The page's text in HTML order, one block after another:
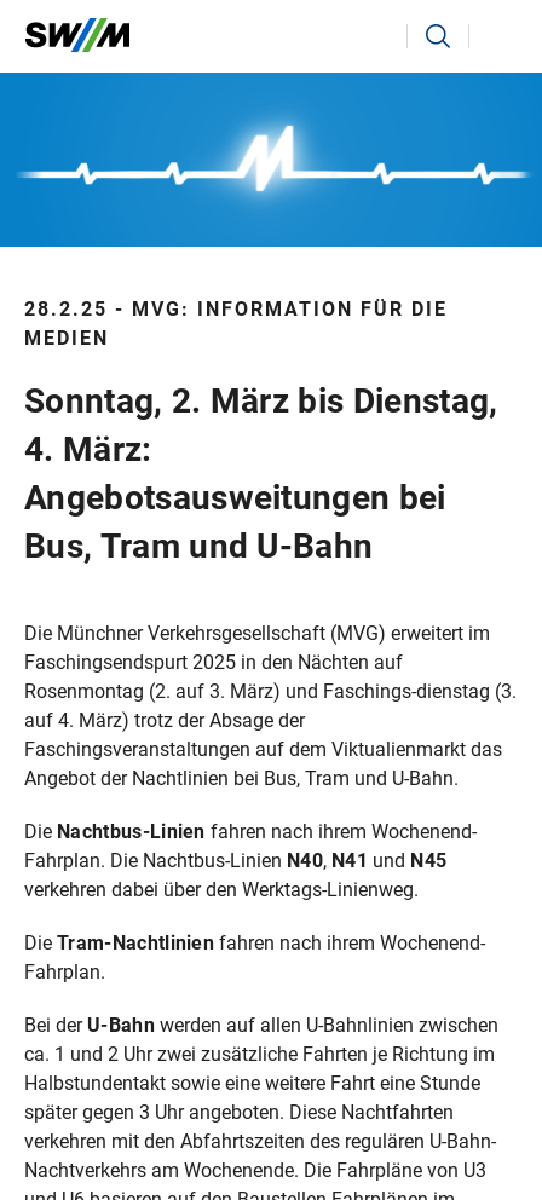
Ihr Suchbegriff Suchen
28.2.25 - MVG: INFORMATION FÜR DIE
MEDIEN
Sonntag, 2. März bis Dienstag,
4. März:
Angebotsausweitungen bei
Bus, Tram und U-Bahn
Die Münchner Verkehrsgesellschaft (MVG) erweitert im
Faschingsendspurt 2025 in den Nächten auf
Rosenmontag (2. auf 3. März) und Faschings-dienstag (3.
auf 4. März) trotz der Absage der
Faschingsveranstaltungen auf dem Viktualienmarkt das
Angebot der Nachtlinien bei Bus, Tram und U-Bahn.
Die Nachtbus-Linien fahren nach ihrem Wochenend-
Fahrplan. Die Nachtbus-Linien N40, N41 und N45
verkehren dabei über den Werktags-Linienweg.
Die Tram-Nachtlinien fahren nach ihrem Wochenend-
Fahrplan.
Bei der U-Bahnwerden auf allen U-Bahnlinien zwischen
ca. 1 und 2 Uhr zwei zusätzliche Fahrten je Richtung im
Halbstundentakt sowie eine weitere Fahrt eine Stunde
später gegen 3 Uhr angeboten. Diese Nachtfahrten
verkehren mit den Abfahrtszeiten des regulären U-Bahn-
Nachtverkehrs am Wochenende. Die Fahrpläne von U3